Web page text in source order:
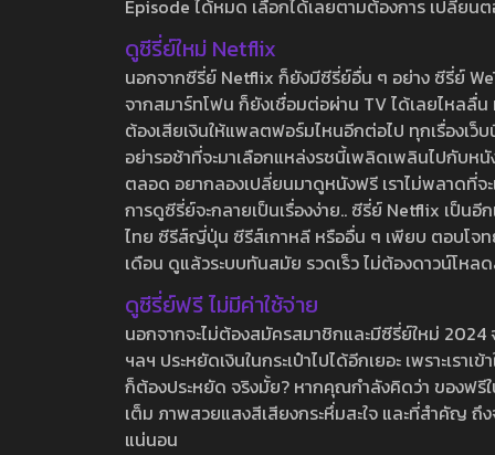
Episode ได้หมด เลือกได้เลยตามต้องการ เปลี่ยน
ดูซีรี่ย์ใหม่ Netflix
นอกจากซีรี่ย์ Netflix ก็ยังมีซีรี่ย์อื่น ๆ อย่าง ซีรี่ย์
จากสมาร์ทโฟน ก็ยังเชื่อมต่อผ่าน TV ได้เลยไหลลื่
ต้องเสียเงินให้แพลตฟอร์มไหนอีกต่อไป ทุกเรื่องเว็
อย่ารอช้าที่จะมาเลือกแหล่งรชนี้เพลิดเพลินไปกับห
ตลอด อยากลองเปลี่ยนมาดูหนังฟรี เราไม่พลาดที่
การดูซีรี่ย์จะกลายเป็นเรื่องง่าย.. ซีรี่ย์ Netflix เป็น
ไทย ซีรีส์ญี่ปุ่น ซีรีส์เกาหลี หรืออื่น ๆ เพียบ ตอบโจท
เดือน ดูแล้วระบบทันสมัย รวดเร็ว ไม่ต้องดาวน์โห
ดูซีรี่ย์ฟรี ไม่มีค่าใช้จ่าย
นอกจากจะไม่ต้องสมัครสมาชิกและมีซีรี่ย์ใหม่
ฯลฯ ประหยัดเงินในกระเป๋าไปได้อีกเยอะ เพราะเร
ก็ต้องประหยัด จริงมั้ย? หากคุณกำลังคิดว่า ของฟ
เต็ม ภาพสวยแสงสีเสียงกระหึ่มสะใจ และที่สำคัญ
แน่นอน